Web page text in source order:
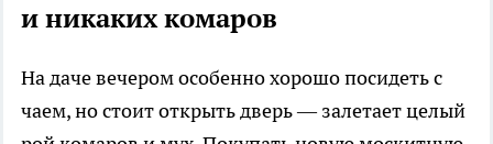
и никаких комаров
На даче вечером особенно хорошо посидеть с
чаем, но стоит открыть дверь — залетает целый